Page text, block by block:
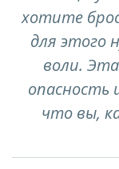
хотите
для этого
воли.
опасность
что вы,